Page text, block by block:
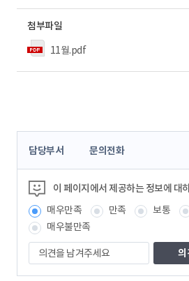
첨부파일
11월.pdf
콘
츠
정
보
책
임
자
담당부서 문의전화
이 페이지에서 제공하는 정보에 대
매우만족
만족 보통
매우불만족
의
견
을